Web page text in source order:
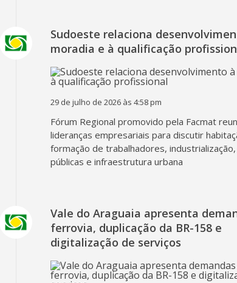
Sudoeste relaciona
moradia e à qualificação
29 de julho de 2026 às 4:58 pm
Fórum Regional promovido pela Facmat
lideranças empresariais para discutir
formação de trabalhadores,
públicas e infraestrutura urbana
Vale do Araguaia apresenta
ferrovia, duplicação da BR-158 e
digitalização de serviços